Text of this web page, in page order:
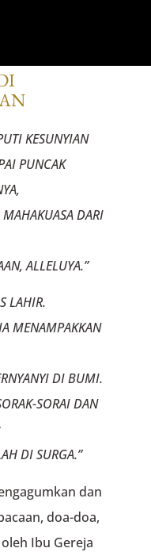
KESUNYIAN
PUNCAK
DARI
ALLELUYA.”
LAHIR.
MENAMPAKKAN
DI BUMI.
SORAI DAN
DI SURGA.”
dan
doa-doa,
Ibu Gereja